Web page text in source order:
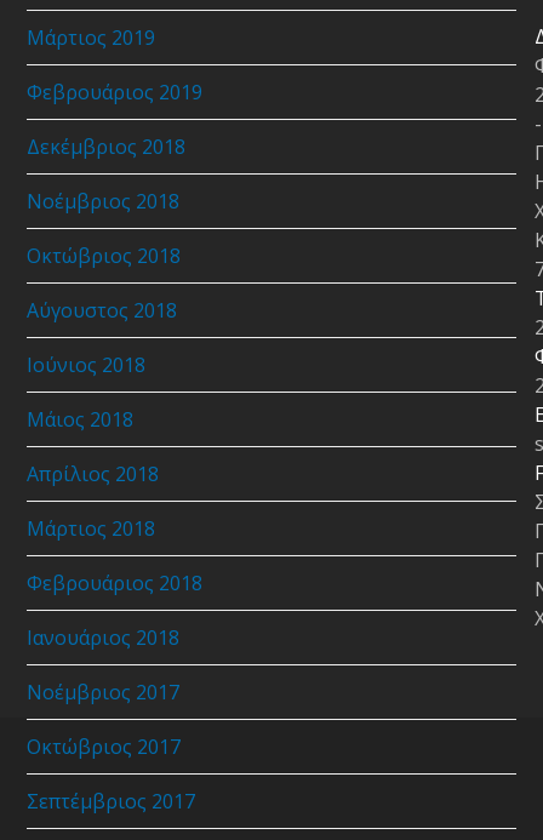
Μάρτιος 2019
Φεβρουάριος 2019
Δεκέμβριος 2018
Νοέμβριος 2018
Οκτώβριος 2018
Αύγουστος 2018
Ιούνιος 2018
Μάιος 2018
Απρίλιος 2018
Μάρτιος 2018
Φεβρουάριος 2018
Ιανουάριος 2018
Νοέμβριος 2017
Οκτώβριος 2017
Σεπτέμβριος 2017
-